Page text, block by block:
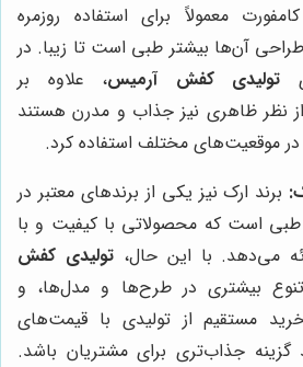
معمولاً برای استفاده روزمره
آن‌ها بیشتر طبی است تا زیبا. در
تولیدی کفش آرمیس، علاوه بر
نظر ظاهری نیز جذاب و مدرن هستند
موقعیت‌های مختلف استفاده کرد.
برند ارک نیز یکی از برندهای معتبر در
طبی است که محصولاتی با کیفیت و با
می‌دهد. با این حال،تولیدی کفش
تنوع بیشتری در طرح‌ها و مدل‌ها، و
مستقیم از تولیدی با قیمت‌های
گزینه جذاب‌تری برای مشتریان باشد.